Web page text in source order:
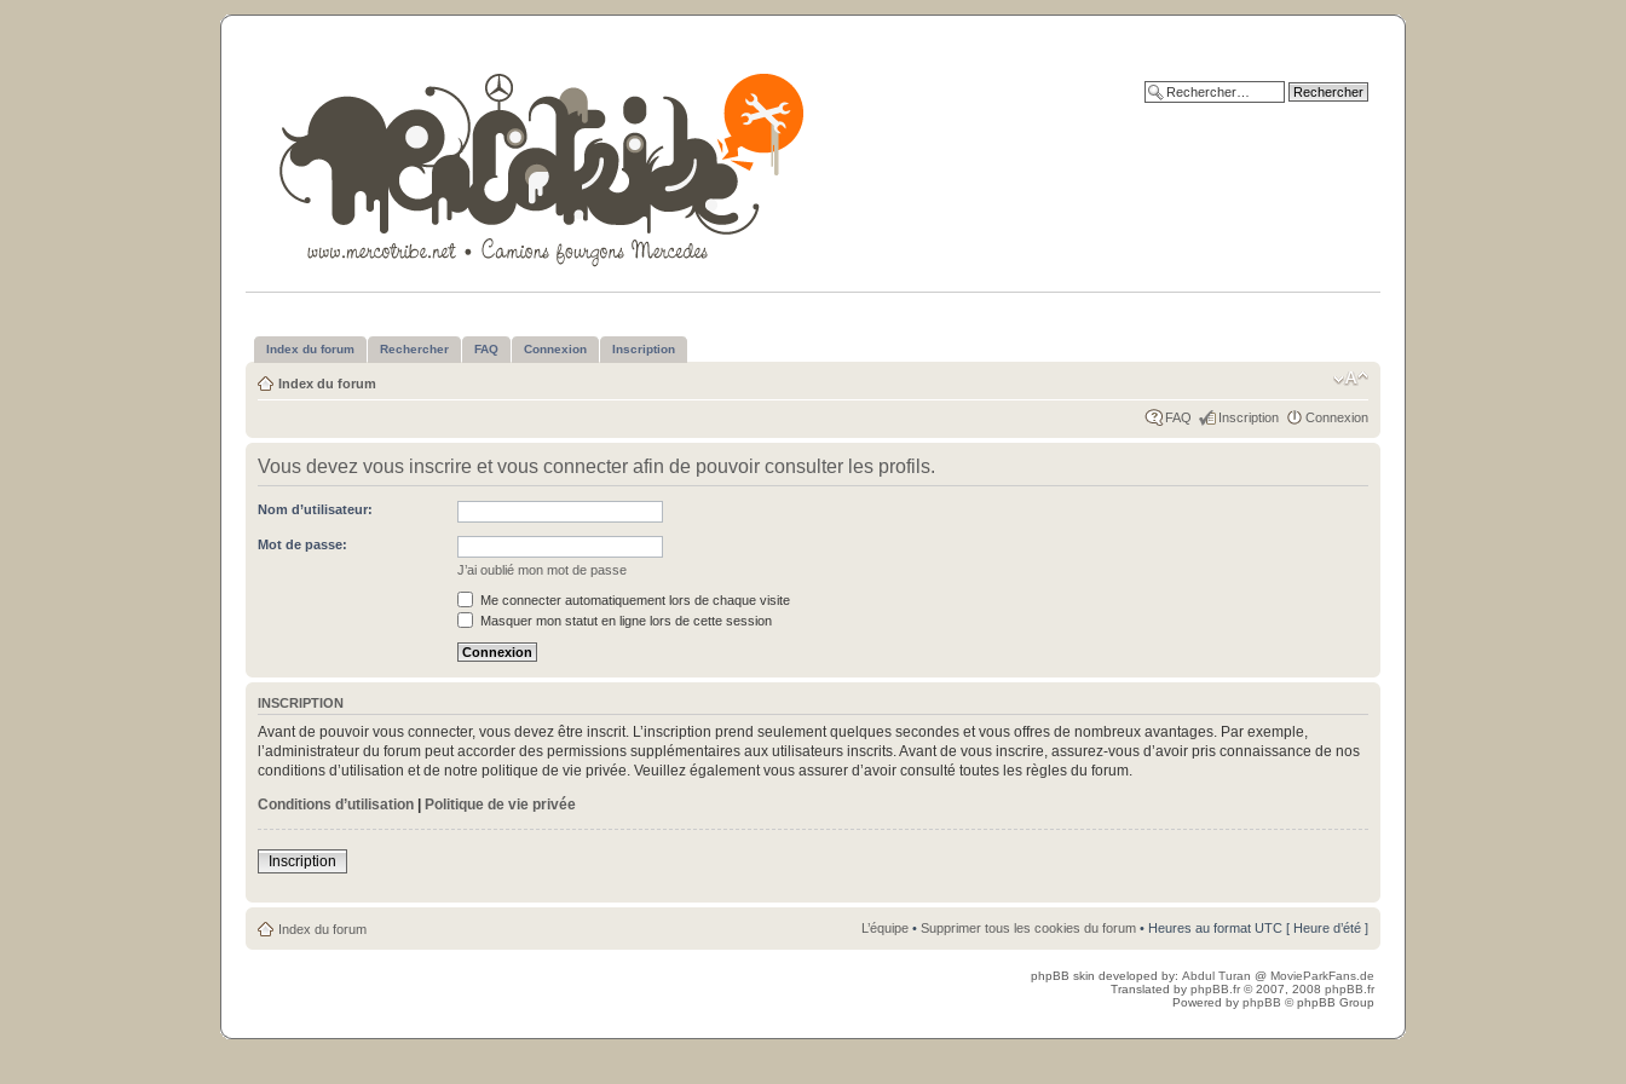
Index du forum Rechercher FAQ Connexion Inscription
Index du forum
FAQ Inscription Connexion
Vous devez vous inscrire et vous connecter afin de pouvoir consulter les profils.
Nom d’utilisateur:
Mot de passe:
J’ai oublié mon mot de passe
Me connecter automatiquement lors de chaque visite
Masquer mon statut en ligne lors de cette session
INSCRIPTION
Avant de pouvoir vous connecter, vous devez être inscrit. L’inscription prend seulement quelques secondes et vous offres de nombreux avantages. Par exemple,
l’administrateur du forum peut accorder des permissions supplémentaires aux utilisateurs inscrits. Avant de vous inscrire, assurez-vous d’avoir pris connaissance de nos
conditions d’utilisation et de notre politique de vie privée. Veuillez également vous assurer d’avoir consulté toutes les règles du forum.
Conditions d’utilisation | Politique de vie privée
Inscription
Index du forum L’équipe • Supprimer tous les cookies du forum • Heures au format UTC [ Heure d’été ]
phpBB skin developed by: Abdul Turan @ MovieParkFans.de
Translated by phpBB.fr © 2007, 2008 phpBB.fr
Powered by phpBB © phpBB Group